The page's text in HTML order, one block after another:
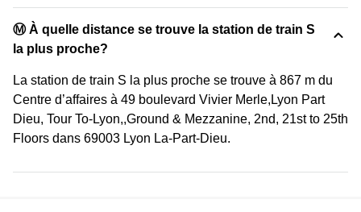
Ⓜ️ À quelle distance se trouve la station de train S
la plus proche?
La station de train S la plus proche se trouve à 867 m du
Centre d’affaires à 49 boulevard Vivier Merle,Lyon Part
Dieu, Tour To-Lyon,,Ground & Mezzanine, 2nd, 21st to 25th
Floors dans 69003 Lyon La-Part-Dieu.